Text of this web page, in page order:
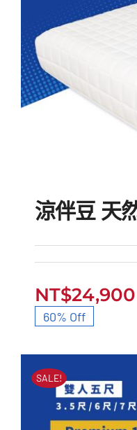
涼伴豆 天
涼伴豆 天
NT$24,900
60% Off
SALE!